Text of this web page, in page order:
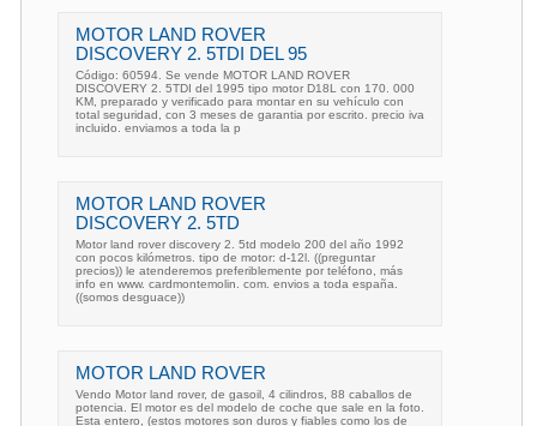
MOTOR LAND ROVER
DISCOVERY 2. 5TDI DEL 95
Código: 60594. Se vende MOTOR LAND ROVER
DISCOVERY 2. 5TDI del 1995 tipo motor D18L con 170. 000
KM, preparado y verificado para montar en su vehículo con
total seguridad, con 3 meses de garantia por escrito. precio iva
incluido. enviamos a toda la p
MOTOR LAND ROVER
DISCOVERY 2. 5TD
Motor land rover discovery 2. 5td modelo 200 del año 1992
con pocos kilómetros. tipo de motor: d-12l. ((preguntar
precios)) le atenderemos preferiblemente por teléfono, más
info en www. cardmontemolin. com. envios a toda españa.
((somos desguace))
MOTOR LAND ROVER
Vendo Motor land rover, de gasoil, 4 cilindros, 88 caballos de
potencia. El motor es del modelo de coche que sale en la foto.
Esta entero, (estos motores son duros y fiables como los de